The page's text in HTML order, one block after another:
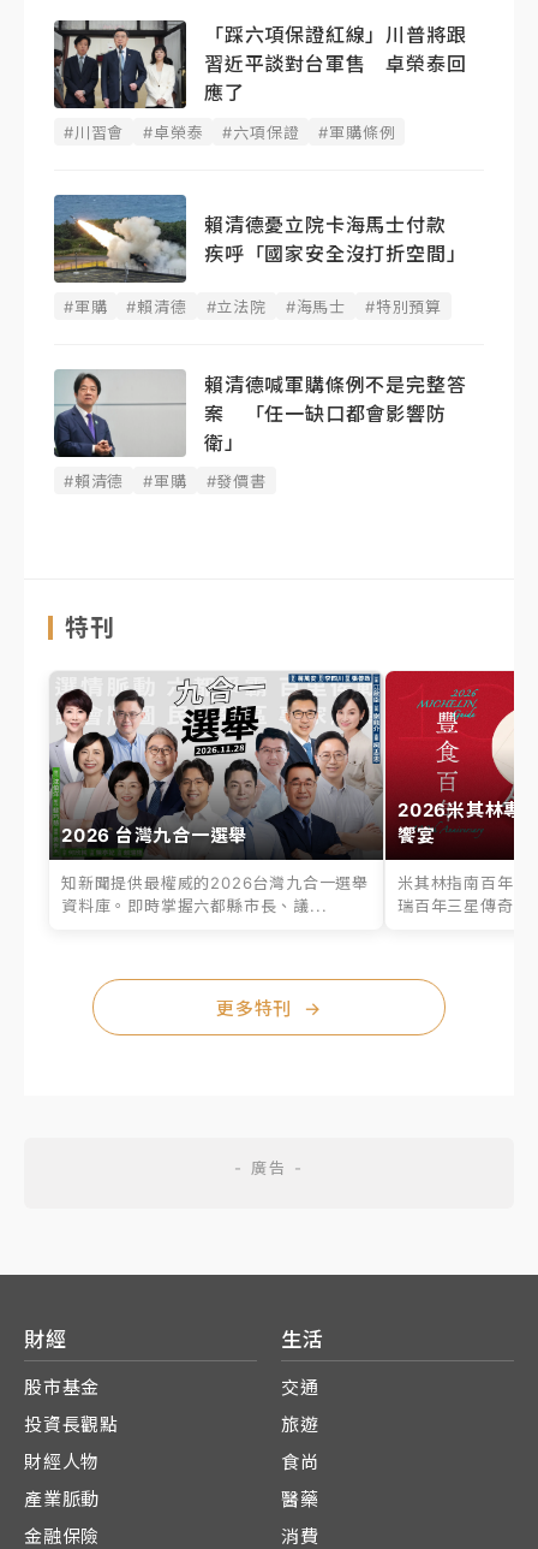
「踩六項保證紅線」川普將跟
習近平談對台軍售 卓榮泰回
應了
#川習會 #卓榮泰 #六項保證 #軍購條例
賴清德憂立院卡海馬士付款
疾呼「國家安全沒打折空間」
#軍購 #賴清德 #立法院 #海馬士 #特別預算
賴清德喊軍購條例不是完整答
案 「任一缺口都會影響防
衛」
#賴清德 #軍購 #發價書
特刊
2026 台灣九合一選舉
知新聞提供最權威的2026台灣九合一選舉
資料庫。即時掌握六都縣市長、議...
2026米其林專
饗宴
米其林指南百年之
瑞百年三星傳奇、
更多特刊 →
財經
股市基金
投資長觀點
財經人物
產業脈動
金融保險
生活
交通
旅遊
食尚
醫藥
消費